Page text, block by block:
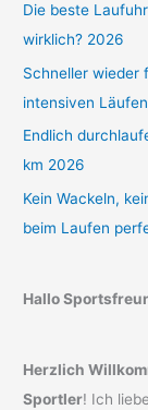
Die beste
wirklich? 2026
Schneller wieder
intensiven
Endlich
km 2026
Kein Wackeln,
beim Laufen
Hallo
Herzlich
Sportler! Ich